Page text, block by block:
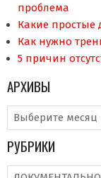
проблема
Какие простые
Как нужно
5 причин
АРХИВЫ
Архивы
РУБРИКИ
Рубрики